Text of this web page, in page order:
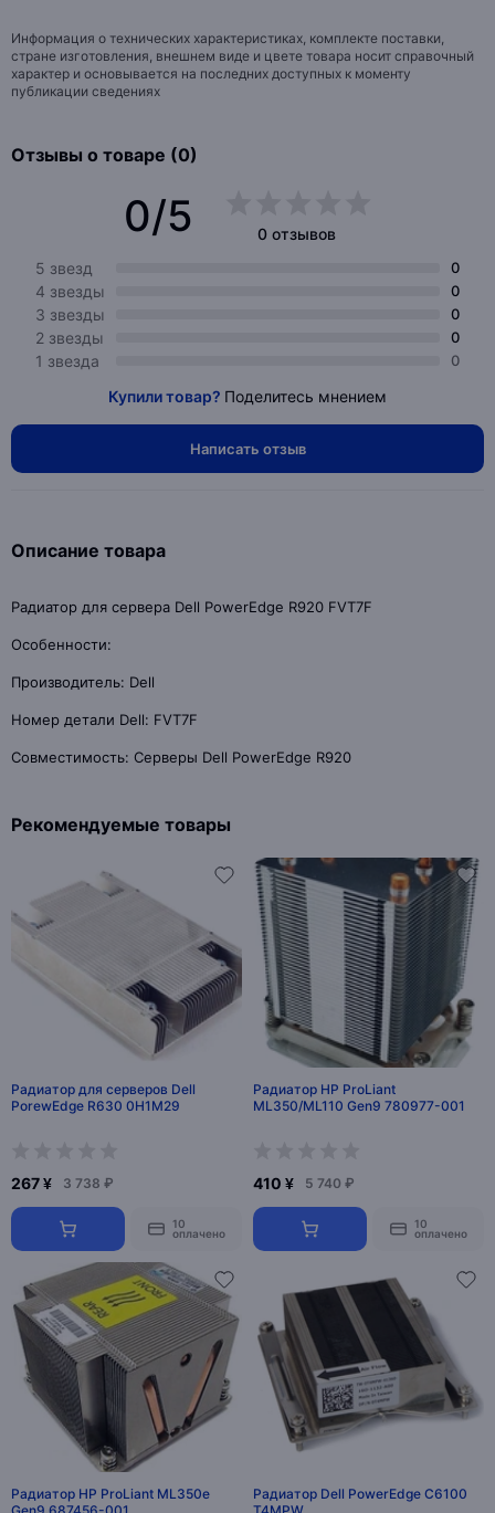
Информация о технических характеристиках, комплекте поставки,
стране изготовления, внешнем виде и цвете товара носит справочный
характер и основывается на последних доступных к моменту
публикации сведениях
Отзывы о товаре (0)
0/5
0 отзывов
5 звезд
0
4 звезды 0
3 звезды 0
2 звезды 0
1 звезда 0
Купили товар? Поделитесь мнением
Написать отзыв
Описание товара
Радиатор для сервера Dell PowerEdge R920 FVT7F
Особенности:
Производитель: Dell
Номер детали Dell: FVT7F
Совместимость: Серверы Dell PowerEdge R920
Рекомендуемые товары
Радиатор для серверов Dell
PorewEdge R630 0H1M29
267 ¥ 3 738 ₽
10
оплачено
Радиатор HP ProLiant
ML350/ML110 Gen9 780977-001
410 ¥ 5 740 ₽
10
оплачено
Радиатор HP ProLiant ML350e
Радиатор Dell PowerEdge C6100